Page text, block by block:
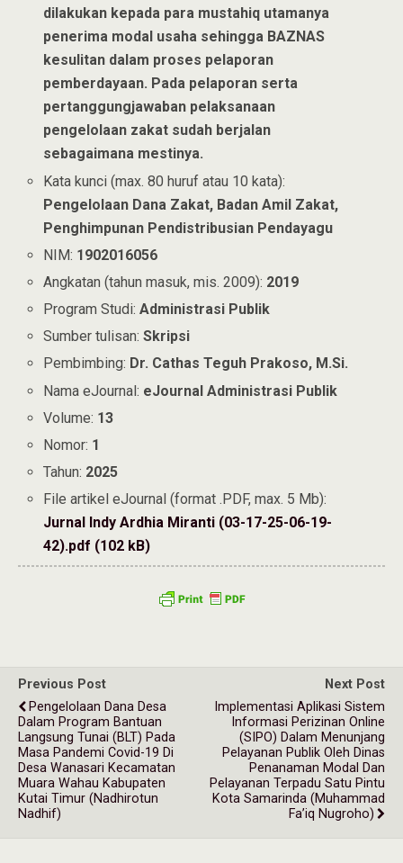
dilakukan kepada para mustahiq utamanya
penerima modal usaha sehingga BAZNAS
kesulitan dalam proses pelaporan
pemberdayaan. Pada pelaporan serta
pertanggungjawaban pelaksanaan
pengelolaan zakat sudah berjalan
sebagaimana mestinya.
Kata kunci (max. 80 huruf atau 10 kata):
Pengelolaan Dana Zakat, Badan Amil Zakat,
Penghimpunan Pendistribusian Pendayagu
NIM: 1902016056
Angkatan (tahun masuk, mis. 2009): 2019
Program Studi:Administrasi Publik
Sumber tulisan:Skripsi
Pembimbing: Dr. Cathas Teguh Prakoso, M.Si.
Nama eJournal: eJournal Administrasi Publik
Volume: 13
Nomor: 1
Tahun: 2025
File artikel eJournal (format .PDF, max. 5 Mb):
Jurnal Indy Ardhia Miranti (03-17-25-06-19-
42).pdf (102 kB)
Previous Post
Pengelolaan Dana Desa
Dalam Program Bantuan
Langsung Tunai (BLT) Pada
Masa Pandemi Covid-19 Di
Desa Wanasari Kecamatan
Muara Wahau Kabupaten
Kutai Timur (Nadhirotun
Nadhif)
Next Post
Implementasi Aplikasi Sistem
Informasi Perizinan Online
(SIPO) Dalam Menunjang
Pelayanan Publik Oleh Dinas
Penanaman Modal Dan
Pelayanan Terpadu Satu Pintu
Kota Samarinda (Muhammad
Fa’iq Nugroho)